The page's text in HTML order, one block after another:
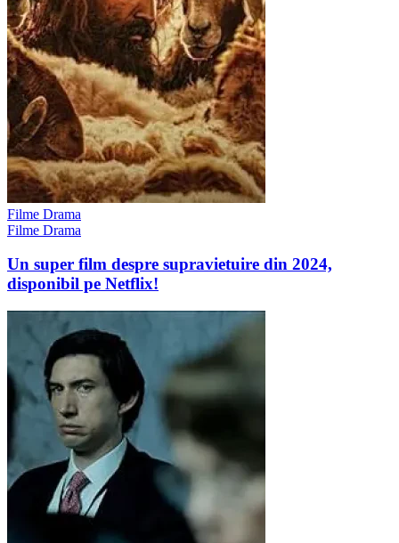
Filme Drama
Filme Drama
Un super film despre supravietuire din 2024,
disponibil pe Netflix!